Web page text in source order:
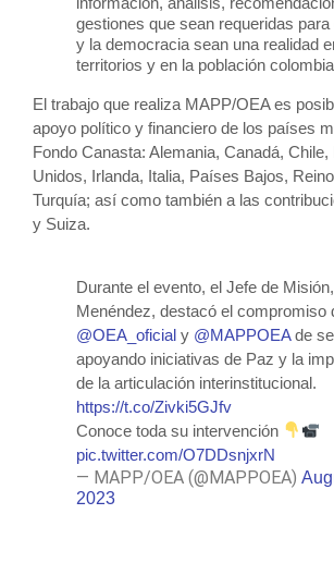
gestiones que sean requeridas para
y la democracia sean una realidad
territorios y en la población
El trabajo que realiza MAPP/OEA es
apoyo político y financiero de los países
Fondo Canasta: Alemania, Canadá,
Unidos, Irlanda, Italia, Países Bajos,
Turquía; así como también a las
y Suiza.
Durante el evento, el Jefe de
Menéndez, destacó el compromiso
@OEA_oficial y @MAPPOEAde
apoyando iniciativas de Paz y la
de la articulación interinstitucional.
https://t.co/Zivki5GJfv
Conoce toda su intervención
pic.twitter.com/O7DDsnjxrN
— MAPP/OEA (@MAPPOEA)
2023